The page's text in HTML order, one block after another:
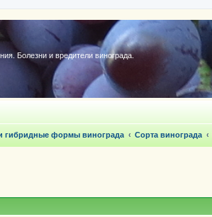
Болезни и вредители винограда.
гибридные формы винограда Сорта винограда